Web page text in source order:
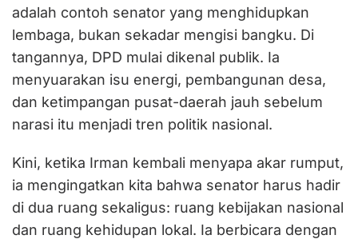
adalah contoh senator yang menghidupkan
lembaga, bukan sekadar mengisi bangku. Di
tangannya, DPD mulai dikenal publik. Ia
menyuarakan isu energi, pembangunan desa,
dan ketimpangan pusat-daerah jauh sebelum
narasi itu menjadi tren politik nasional.
Kini, ketika Irman kembali menyapa akar rumput,
ia mengingatkan kita bahwa senator harus hadir
di dua ruang sekaligus: ruang kebijakan nasional
dan ruang kehidupan lokal. Ia berbicara dengan